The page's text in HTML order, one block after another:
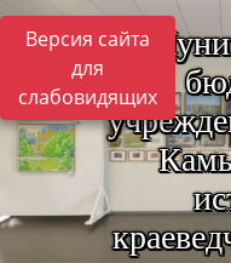
Версия сайта
для
слабовидящих